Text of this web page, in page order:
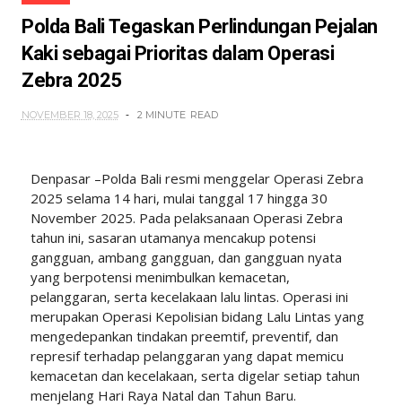
Polda Bali Tegaskan Perlindungan Pejalan
Kaki sebagai Prioritas dalam Operasi
Zebra 2025
NOVEMBER 18, 2025 2 MINUTE READ
Denpasar –Polda Bali resmi menggelar Operasi Zebra
2025 selama 14 hari, mulai tanggal 17 hingga 30
November 2025. Pada pelaksanaan Operasi Zebra
tahun ini, sasaran utamanya mencakup potensi
gangguan, ambang gangguan, dan gangguan nyata
yang berpotensi menimbulkan kemacetan,
pelanggaran, serta kecelakaan lalu lintas. Operasi ini
merupakan Operasi Kepolisian bidang Lalu Lintas yang
mengedepankan tindakan preemtif, preventif, dan
represif terhadap pelanggaran yang dapat memicu
kemacetan dan kecelakaan, serta digelar setiap tahun
menjelang Hari Raya Natal dan Tahun Baru.